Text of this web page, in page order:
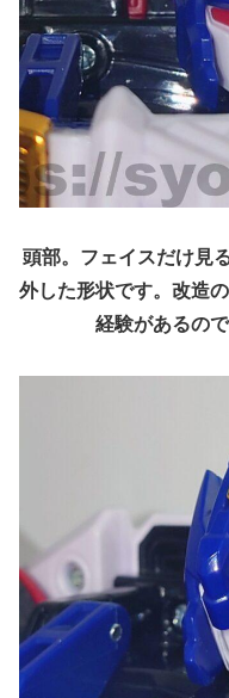
頭部。フェイスだけ見
外した形状です。改造
経験があるの